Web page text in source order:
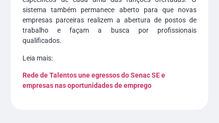
sistema também permanece aberto para que novas
empresas parceiras realizem a abertura de postos de
trabalho e façam a busca por profissionais
qualificados.
Leia mais:
Rede de Talentos une egressos do Senac SE e
empresas nas oportunidades de emprego